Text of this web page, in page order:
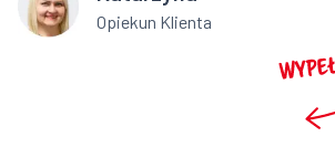
Opiekun Klienta